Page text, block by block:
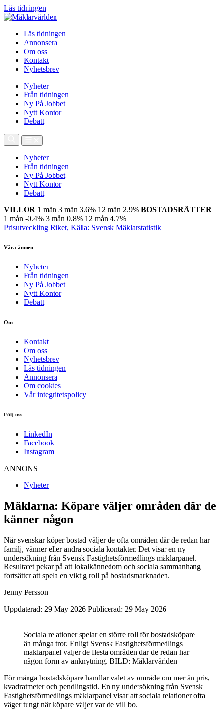
Läs tidningen
Läs tidningen
Annonsera
Om oss
Kontakt
Nyhetsbrev
Nyheter
Från tidningen
Ny På Jobbet
Nytt Kontor
Debatt
Nyheter
Från tidningen
Ny På Jobbet
Nytt Kontor
Debatt
VILLOR 1 mån 3 mån 3.6% 12 mån 2.9% BOSTADSRÄTTER
1 mån -0.4% 3 mån 0.8% 12 mån 4.7%
Prisutveckling Riket, Källa: Svensk Mäklarstatistik
Våra ämnen
Nyheter
Från tidningen
Ny På Jobbet
Nytt Kontor
Debatt
Om
Kontakt
Om oss
Nyhetsbrev
Läs tidningen
Annonsera
Om cookies
Vår integritetspolicy
Följ oss
LinkedIn
Facebook
Instagram
ANNONS
Nyheter
Mäklarna: Köpare väljer områden där de
känner någon
När svenskar köper bostad väljer de ofta områden där de redan har
familj, vänner eller andra sociala kontakter. Det visar en ny
undersökning från Svensk Fastighetsförmedlings mäklarpanel.
Resultatet pekar på att lokalkännedom och sociala sammanhang
fortsätter att spela en viktig roll på bostadsmarknaden.
Jenny Persson
Uppdaterad: 29 May 2026 Publicerad: 29 May 2026
Sociala relationer spelar en större roll för bostadsköpare
än många tror. Enligt Svensk Fastighetsförmedlings
mäklarpanel väljer de flesta områden där de redan har
någon form av anknytning. BILD: Mäklarvärlden
För många bostadsköpare handlar valet av område om mer än pris,
kvadratmeter och pendlingstid. En ny undersökning från Svensk
Fastighetsförmedlings mäklarpanel visar att sociala relationer ofta
väger tungt när köpare väljer var de vill bo.